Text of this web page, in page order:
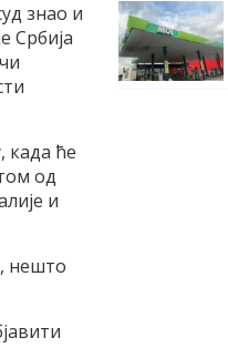
знао и
Србија
када ће
од
и
нешто